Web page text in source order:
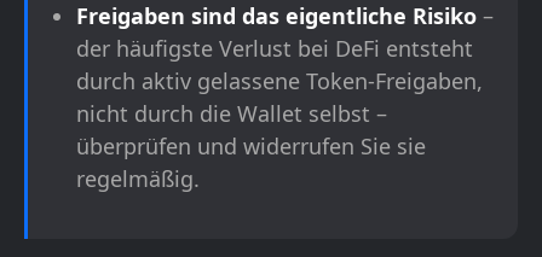
Freigaben sind das eigentliche Risiko –
der häufigste Verlust bei DeFi entsteht
durch aktiv gelassene Token-Freigaben,
nicht durch die Wallet selbst –
überprüfen und widerrufen Sie sie
regelmäßig.